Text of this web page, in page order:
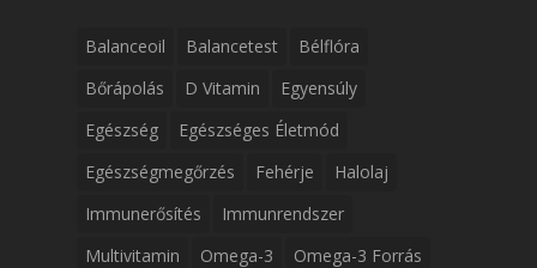
Balanceoil Balancetest
Bélflóra
Bőrápolás
D Vitamin
Egyensúly
Egészség
Egészséges Életmód
Egészségmegőrzés
Fehérje
Halolaj
Immunerősítés
Immunrendszer
Multivitamin
Omega-3
Omega-3 Forrás